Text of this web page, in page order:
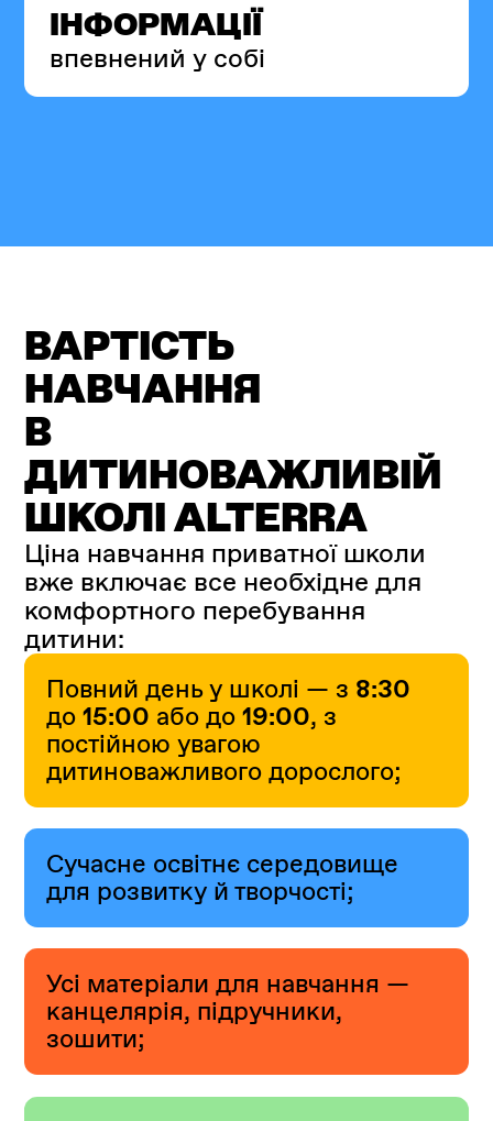
ІНФОРМАЦІЇ
впевнений у собі
ВАРТІСТЬ
НАВЧАННЯ
В
ДИТИНОВАЖЛИВІЙ
ШКОЛІ ALTERRA
Ціна навчання приватної школи
вже включає все необхідне для
комфортного перебування
дитини:
Повний день у школі — з 8:30
до15:00 або до19:00, з
постійною увагою
дитиноважливого дорослого;
Сучасне освітнє середовище
для розвитку й творчості;
Усі матеріали для навчання —
канцелярія, підручники,
зошити;